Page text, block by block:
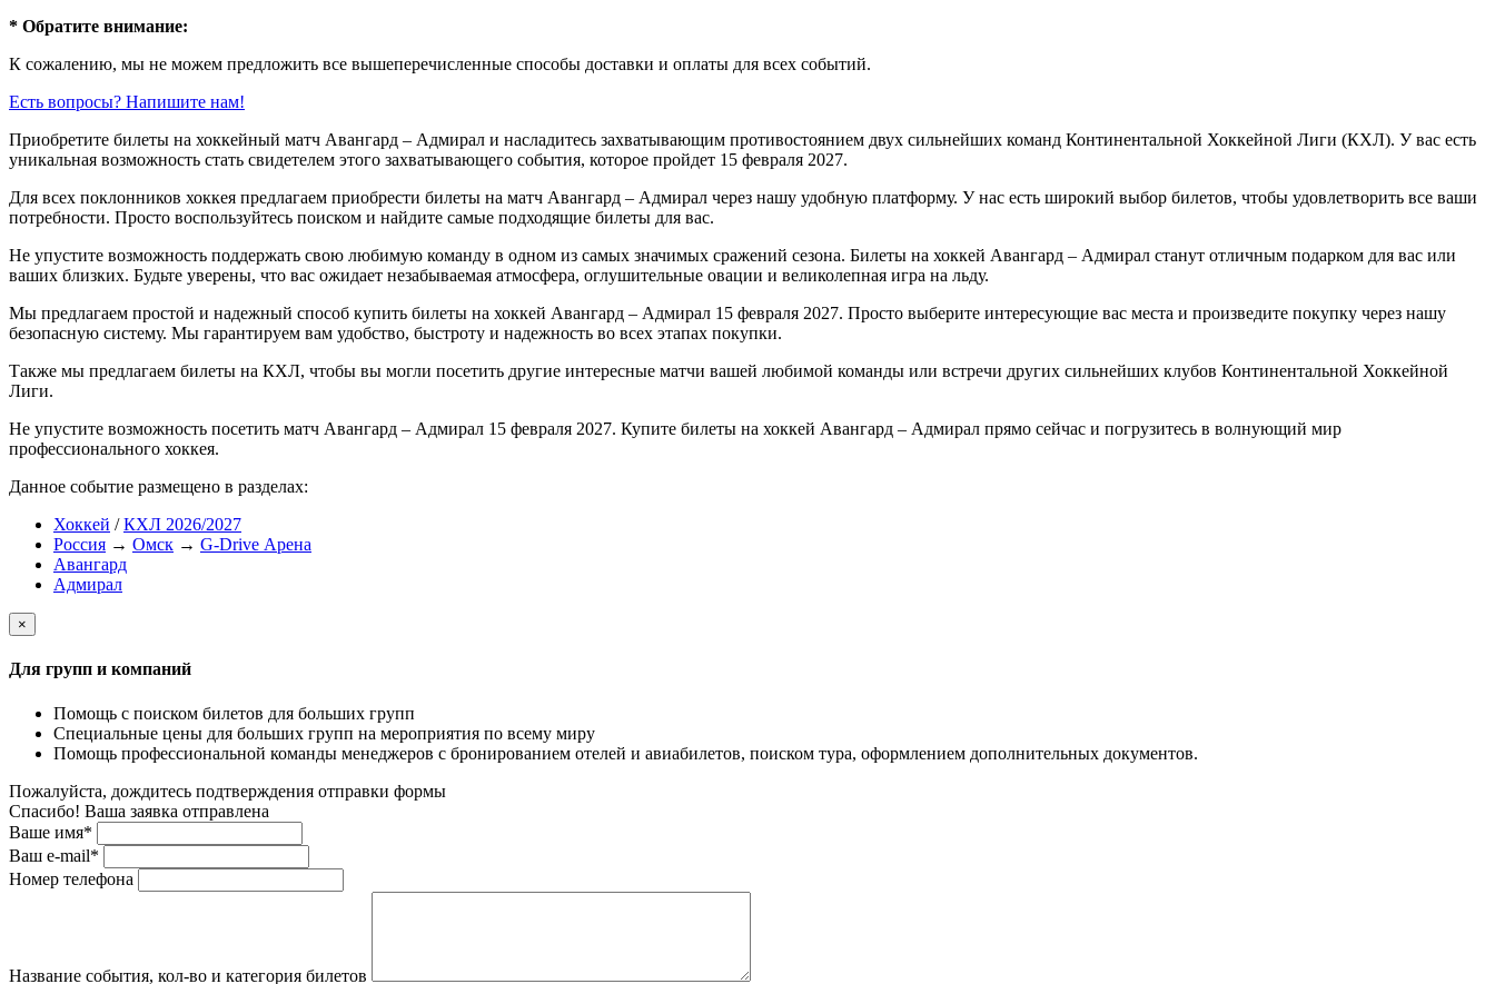
* Обратите внимание:
К сожалению, мы не можем предложить все вышеперечисленные способы доставки и оплаты для всех событий.
Есть вопросы? Напишите нам!
Приобретите билеты на хоккейный матч Авангард – Адмирал и насладитесь захватывающим противостоянием двух сильнейших команд Континентальной Хоккейной Лиги (КХЛ). У вас есть
уникальная возможность стать свидетелем этого захватывающего события, которое пройдет 15 февраля 2027.
Для всех поклонников хоккея предлагаем приобрести билеты на матч Авангард – Адмирал через нашу удобную платформу. У нас есть широкий выбор билетов, чтобы удовлетворить все ваши
потребности. Просто воспользуйтесь поиском и найдите самые подходящие билеты для вас.
Не упустите возможность поддержать свою любимую команду в одном из самых значимых сражений сезона. Билеты на хоккей Авангард – Адмирал станут отличным подарком для вас или
ваших близких. Будьте уверены, что вас ожидает незабываемая атмосфера, оглушительные овации и великолепная игра на льду.
Мы предлагаем простой и надежный способ купить билеты на хоккей Авангард – Адмирал 15 февраля 2027. Просто выберите интересующие вас места и произведите покупку через нашу
безопасную систему. Мы гарантируем вам удобство, быстроту и надежность во всех этапах покупки.
Также мы предлагаем билеты на КХЛ, чтобы вы могли посетить другие интересные матчи вашей любимой команды или встречи других сильнейших клубов Континентальной Хоккейной
Лиги.
Не упустите возможность посетить матч Авангард – Адмирал 15 февраля 2027. Купите билеты на хоккей Авангард – Адмирал прямо сейчас и погрузитесь в волнующий мир
профессионального хоккея.
Данное событие размещено в разделах:
Хоккей /КХЛ 2026/2027
Россия → Омск → G-Drive Арена
Авангард
Адмирал
×
Для групп и компаний
Помощь с поиском билетов для больших групп
Специальные цены для больших групп на мероприятия по всему миру
Помощь профессиональной команды менеджеров с бронированием отелей и авиабилетов, поиском тура, оформлением дополнительных документов.
Пожалуйста, дождитесь подтверждения отправки формы
Спасибо! Ваша заявка отправлена
Ваше имя*
Ваш e-mail*
Номер телефона
Название события, кол-во и категория билетов